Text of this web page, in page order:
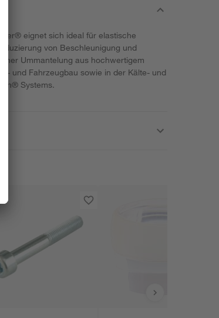
eignet sich ideal für elastische
von Beschleunigung und
Ummantelung aus hochwertigem
und Fahrzeugbau sowie in der Kälte- und
Systems.